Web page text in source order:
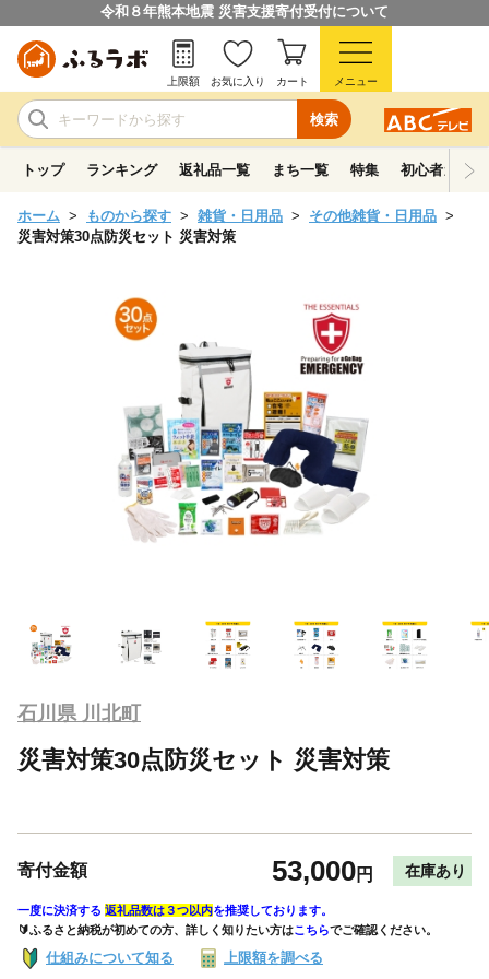
令和８年熊本地震 災害支援寄付受付について
検索
上限額 お気に入り カート メニュー
トップ ランキング 返礼品一覧 まち一覧 特集 初心者ガイド
ホーム ものから探す 雑貨・日用品
その他雑貨・日用品
災害対策30点防災セット 災害対策
石川県 川北町
災害対策30点防災セット 災害対策
寄付金額 53,000円 在庫あり
一度に決済する 返礼品数は３つ以内を推奨しております。
🔰ふるさと納税が初めての方、詳しく知りたい方はこちらでご確認ください。
仕組みについて知る 上限額を調べる